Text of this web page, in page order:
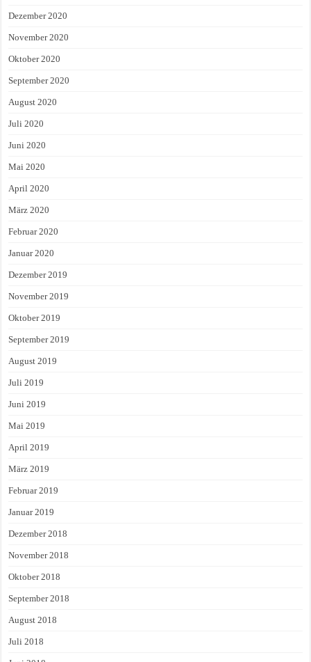
Dezember 2020
November 2020
Oktober 2020
September 2020
August 2020
Juli 2020
Juni 2020
Mai 2020
April 2020
März 2020
Februar 2020
Januar 2020
Dezember 2019
November 2019
Oktober 2019
September 2019
August 2019
Juli 2019
Juni 2019
Mai 2019
April 2019
März 2019
Februar 2019
Januar 2019
Dezember 2018
November 2018
Oktober 2018
September 2018
August 2018
Juli 2018